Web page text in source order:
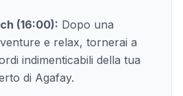
(16:00): Dopo una
e relax, tornerai a
indimenticabili della tua
di Agafay.